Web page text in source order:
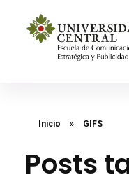
Inicio » GIFS
Posts